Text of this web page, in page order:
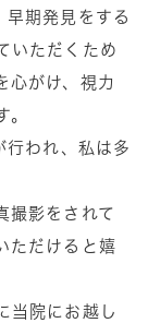
早期発見をする
いただくため
心がけ、視力
。
行われ、私は多
撮影をされて
ただけると嬉
当院にお越し